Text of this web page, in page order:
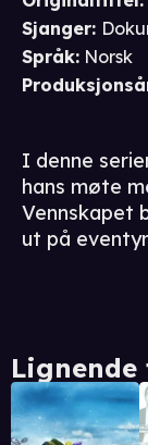
Sjanger:
Språk: Norsk
I denne
hans møte
Vennskapet
ut på